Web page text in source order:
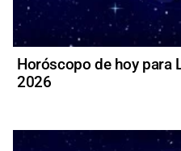
Horóscopo de hoy para
2026